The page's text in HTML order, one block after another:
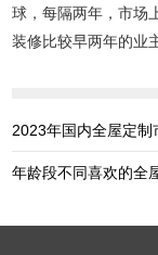
球，每隔两年，市场
装修比较早两年的业
2023年国内全屋定
年龄段不同喜欢的全